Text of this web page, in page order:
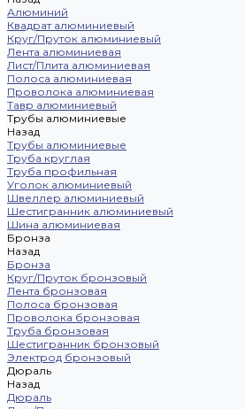
Алюминий
Квадрат алюминиевый
Круг/Пруток алюминиевый
Лента алюминиевая
Лист/Плита алюминиевая
Полоса алюминиевая
Проволока алюминиевая
Тавр алюминиевый
Трубы алюминиевые
Назад
Трубы алюминиевые
Труба круглая
Труба профильная
Уголок алюминиевый
Швеллер алюминиевый
Шестигранник алюминиевый
Шина алюминиевая
Бронза
Назад
Бронза
Круг/Пруток бронзовый
Лента бронзовая
Полоса бронзовая
Проволока бронзовая
Труба бронзовая
Шестигранник бронзовый
Электрод бронзовый
Дюраль
Назад
Дюраль